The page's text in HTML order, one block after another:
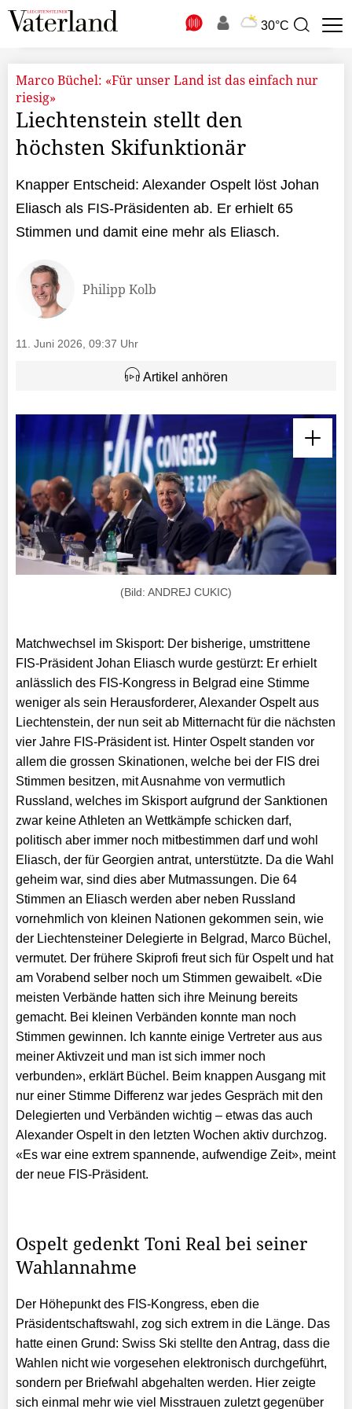
30°C
Suchbegriff
Marco Büchel: «Für unser Land ist das einfach nur
riesig»
Liechtenstein stellt den
höchsten Skifunktionär
Knapper Entscheid: Alexander Ospelt löst Johan
Eliasch als FIS-Präsidenten ab. Er erhielt 65
Stimmen und damit eine mehr als Eliasch.
11. Juni 2026, 09:37 Uhr
Philipp Kolb
Artikel anhören
(Bild: ANDREJ CUKIC)
Matchwechsel im Skisport: Der bisherige, umstrittene
FIS-Präsident Johan Eliasch wurde gestürzt: Er erhielt
anlässlich des FIS-Kongress in Belgrad eine Stimme
weniger als sein Herausforderer, Alexander Ospelt aus
Liechtenstein, der nun seit ab Mitternacht für die nächsten
vier Jahre FIS-Präsident ist. Hinter Ospelt standen vor
allem die grossen Skinationen, welche bei der FIS drei
Stimmen besitzen, mit Ausnahme von vermutlich
Russland, welches im Skisport aufgrund der Sanktionen
zwar keine Athleten an Wettkämpfe schicken darf,
politisch aber immer noch mitbestimmen darf und wohl
Eliasch, der für Georgien antrat, unterstützte. Da die Wahl
geheim war, sind dies aber Mutmassungen. Die 64
Stimmen an Eliasch werden aber neben Russland
vornehmlich von kleinen Nationen gekommen sein, wie
der Liechtensteiner Delegierte in Belgrad, Marco Büchel,
vermutet. Der frühere Skiprofi freut sich für Ospelt und hat
am Vorabend selber noch um Stimmen gewaibelt. «Die
meisten Verbände hatten sich ihre Meinung bereits
gemacht. Bei kleinen Verbänden konnte man noch
Stimmen gewinnen. Ich kannte einige Vertreter aus aus
meiner Aktivzeit und man ist sich immer noch
verbunden», erklärt Büchel. Beim knappen Ausgang mit
nur einer Stimme Differenz war jedes Gespräch mit den
Delegierten und Verbänden wichtig – etwas das auch
Alexander Ospelt in den letzten Wochen aktiv durchzog.
«Es war eine extrem spannende, aufwendige Zeit», meint
der neue FIS-Präsident.
Ospelt gedenkt Toni Real bei seiner
Wahlannahme
Der Höhepunkt des FIS-Kongress, eben die
Präsidentschaftswahl, zog sich extrem in die Länge. Das
hatte einen Grund: Swiss Ski stellte den Antrag, dass die
Wahlen nicht wie vorgesehen elektronisch durchgeführt,
sondern per Briefwahl abgehalten werden. Hier zeigte
sich einmal mehr wie viel Misstrauen zuletzt gegenüber